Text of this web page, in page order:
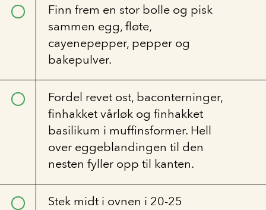
Finn frem en stor bolle og pisk
sammen egg, fløte,
cayenepepper, pepper og
bakepulver.
Fordel revet ost, baconterninger,
finhakket vårløk og finhakket
basilikum i muffinsformer. Hell
over eggeblandingen til den
nesten fyller opp til kanten.
Stek midt i ovnen i 20-25